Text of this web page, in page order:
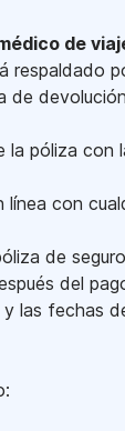
de
respaldado
de
la póliza con
línea con
de
del
y las fechas